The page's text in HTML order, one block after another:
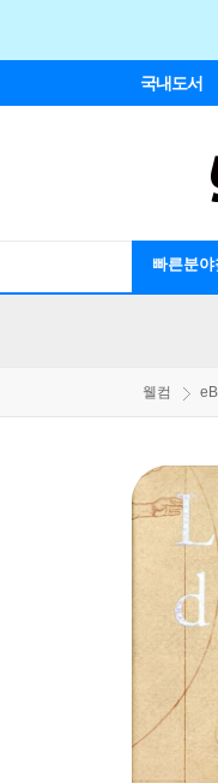
국내도서
빠른분야
웰컴